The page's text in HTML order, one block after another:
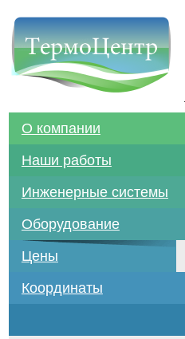
О компании
Наши работы
Инженерные системы
Оборудование
Цены
Координаты